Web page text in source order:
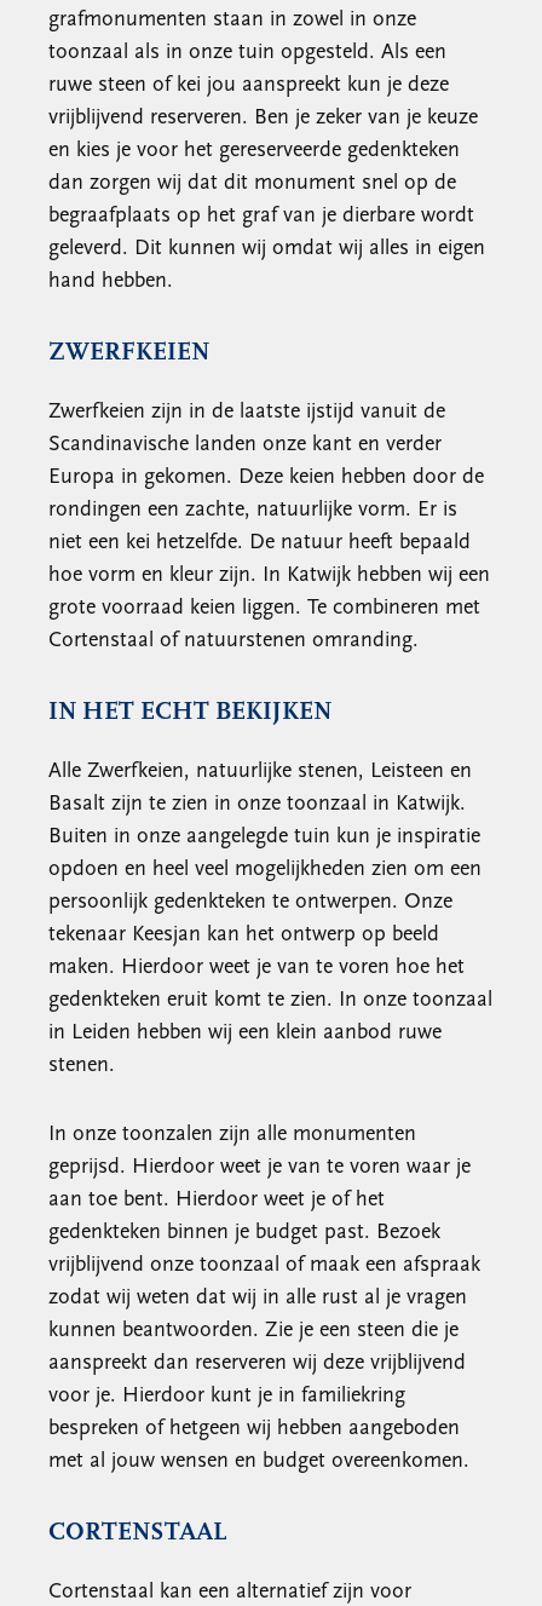
grafmonumenten staan in zowel in onze
toonzaal als in onze tuin opgesteld. Als een
ruwe steen of kei jou aanspreekt kun je deze
vrijblijvend reserveren. Ben je zeker van je keuze
en kies je voor het gereserveerde gedenkteken
dan zorgen wij dat dit monument snel op de
begraafplaats op het graf van je dierbare wordt
geleverd. Dit kunnen wij omdat wij alles in eigen
hand hebben.
ZWERFKEIEN
Zwerfkeien zijn in de laatste ijstijd vanuit de
Scandinavische landen onze kant en verder
Europa in gekomen. Deze keien hebben door de
rondingen een zachte, natuurlijke vorm. Er is
niet een kei hetzelfde. De natuur heeft bepaald
hoe vorm en kleur zijn. In Katwijk hebben wij een
grote voorraad keien liggen. Te combineren met
Cortenstaal of natuurstenen omranding.
IN HET ECHT BEKIJKEN
Alle Zwerfkeien, natuurlijke stenen, Leisteen en
Basalt zijn te zien in onze toonzaal in Katwijk.
Buiten in onze aangelegde tuin kun je inspiratie
opdoen en heel veel mogelijkheden zien om een
persoonlijk gedenkteken te ontwerpen. Onze
tekenaar Keesjan kan het ontwerp op beeld
maken. Hierdoor weet je van te voren hoe het
gedenkteken eruit komt te zien. In onze toonzaal
in Leiden hebben wij een klein aanbod ruwe
stenen.
In onze toonzalen zijn alle monumenten
geprijsd. Hierdoor weet je van te voren waar je
aan toe bent. Hierdoor weet je of het
gedenkteken binnen je budget past. Bezoek
vrijblijvend onze toonzaal of maak een afspraak
zodat wij weten dat wij in alle rust al je vragen
kunnen beantwoorden. Zie je een steen die je
aanspreekt dan reserveren wij deze vrijblijvend
voor je. Hierdoor kunt je in familiekring
bespreken of hetgeen wij hebben aangeboden
met al jouw wensen en budget overeenkomen.
CORTENSTAAL
Cortenstaal kan een alternatief zijn voor